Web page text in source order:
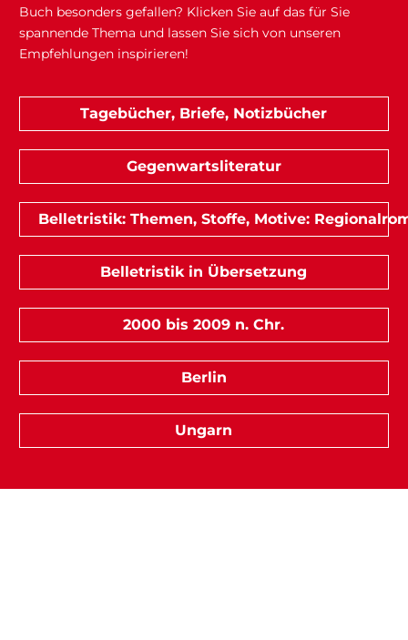
Buch besonders gefallen? Klicken Sie auf das für Sie
spannende Thema und lassen Sie sich von unseren
Empfehlungen inspirieren!
Tagebücher, Briefe, Notizbücher
Gegenwartsliteratur
Belletristik: Themen, Stoffe, Motive:
Belletristik in Übersetzung
2000 bis 2009 n. Chr.
Berlin
Ungarn